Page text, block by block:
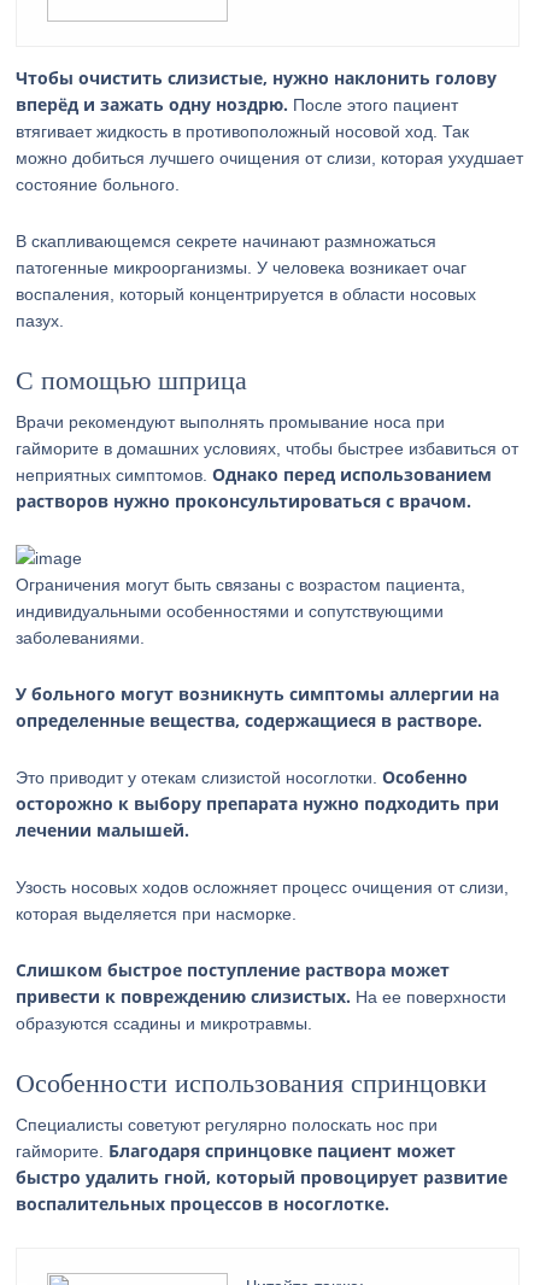
Чтобы очистить слизистые, нужно наклонить голову
вперёд и зажать одну ноздрю. После этого пациент
втягивает жидкость в противоположный носовой ход. Так
можно добиться лучшего очищения от слизи, которая ухудшает
состояние больного.
В скапливающемся секрете начинают размножаться
патогенные микроорганизмы. У человека возникает очаг
воспаления, который концентрируется в области носовых
пазух.
C помощью шприца
Врачи рекомендуют выполнять промывание носа при
гайморите в домашних условиях, чтобы быстрее избавиться от
неприятных симптомов.Однако перед использованием
растворов нужно проконсультироваться с врачом.
Ограничения могут быть связаны с возрастом пациента,
индивидуальными особенностями и сопутствующими
заболеваниями.
У больного могут возникнуть симптомы аллергии на
определенные вещества, содержащиеся в растворе.
Это приводит у отекам слизистой носоглотки.Особенно
осторожно к выбору препарата нужно подходить при
лечении малышей.
Узость носовых ходов осложняет процесс очищения от слизи,
которая выделяется при насморке.
Слишком быстрое поступление раствора может
привести к повреждению слизистых. На ее поверхности
образуются ссадины и микротравмы.
Особенности использования спринцовки
Специалисты советуют регулярно полоскать нос при
гайморите. Благодаря спринцовке пациент может
быстро удалить гной, который провоцирует развитие
воспалительных процессов в носоглотке.